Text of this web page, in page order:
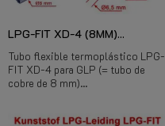
LPG-FIT XD-4 (8MM)...
Tubo flexible termoplástico LPG-
FIT XD-4 para GLP (= tubo de
cobre de 8 mm)...